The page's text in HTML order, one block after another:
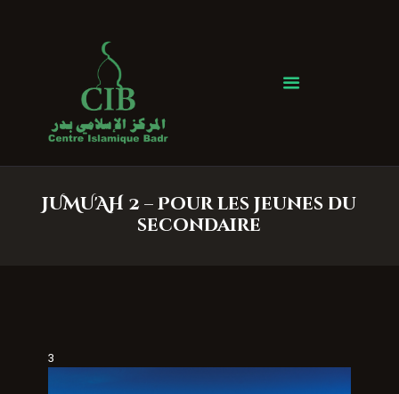
JUMU'AH 2 – Pour les jeunes du
secondaire
Centre Islamique Badr
Accueil
À propos
Services
Faire un don
3